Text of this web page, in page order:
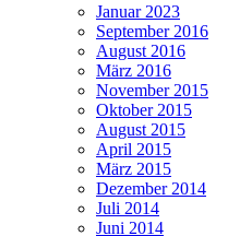
Januar 2023
September 2016
August 2016
März 2016
November 2015
Oktober 2015
August 2015
April 2015
März 2015
Dezember 2014
Juli 2014
Juni 2014